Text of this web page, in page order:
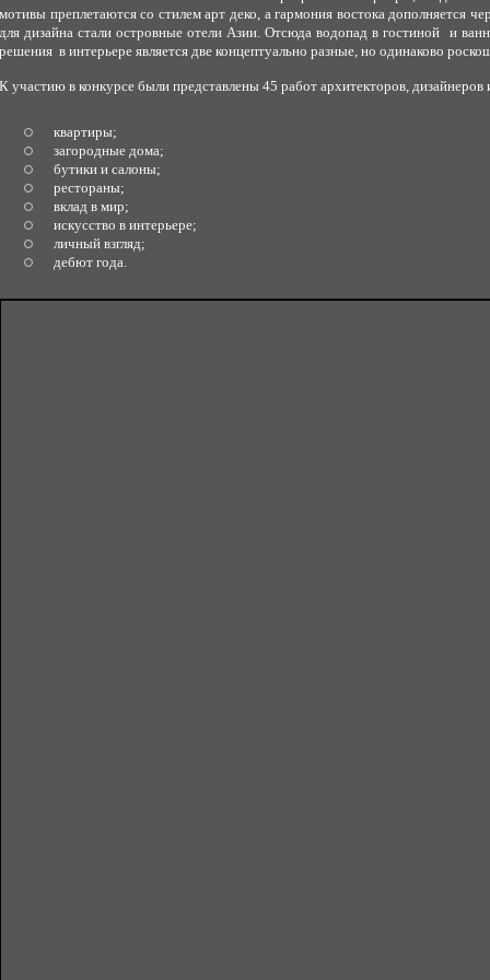
мотивы преплетаются со стилем арт деко, а гармония востока дополняется
для дизайна стали островные отели Азии. Отсюда водопад в гостиной и
решения в интерьере является две концептуально разные, но одинаково
К участию в конкурсе были представлены 45 работ архитекторов,
квартиры;
загородные дома;
бутики и салоны;
рестораны;
вклад в мир;
искусство в интерьере;
личный взгляд;
дебют года.